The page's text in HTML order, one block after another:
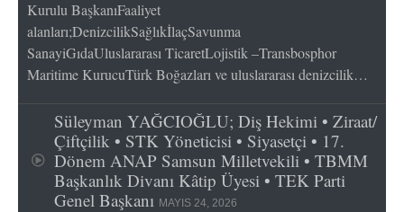
Kurulu BaşkanıFaaliyet
alanları;DenizcilikSağlıkİlaçSavunma
SanayiGıdaUluslararası TicaretLojistik –Transbosphor
Maritime KurucuTürk Boğazları ve uluslararası denizcilik…
Süleyman YAĞCIOĞLU; Diş Hekimi • Ziraat/
Çiftçilik • STK Yöneticisi • Siyasetçi • 17.
Dönem ANAP Samsun Milletvekili • TBMM
Başkanlık Divanı Kâtip Üyesi • TEK Parti
Genel Başkanı MAYIS 24, 2026